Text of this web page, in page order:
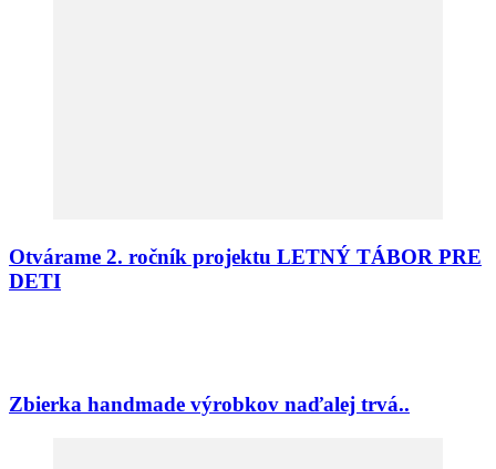
Otvárame 2. ročník projektu LETNÝ TÁBOR PRE
DETI
Zbierka handmade výrobkov naďalej trvá..